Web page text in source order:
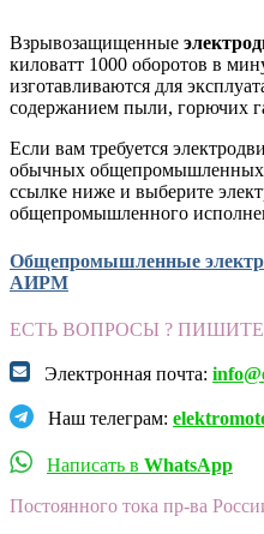
Взрывозащищенные
киловатт 1000 оборотов в
изготавливаются для
содержанием пыли, горючих
Если вам требуется
обычных общепромышленных
ссылке ниже и выберите
общепромышленного
Общепромышленные
АИРМ
ЕСТЬ ВОПРОСЫ ?
Электронная почта:
Наш телеграм:
Написать в WhatsApp
Постоянного тока пр-ва